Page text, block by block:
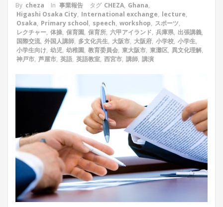
By cheza In 事業報告 タグ CHEZA, Ghana,
Higashi Osaka City, International exchange, lecture,
Osaka, Primary school, speech, workshop, スポーツ,
レクチャー, 体操, 保育園, 保育所, 六甲アイランド, 兵庫県, 出張講義,
国際交流, 外国人講師, 多文化共生, 大阪市, 大阪府, 小学校, 小学生,
小学生向け, 幼児, 幼稚園, 教育委員会, 東大阪市, 東灘区, 異文化理解,
神戸市, 芦屋市, 英語, 英語教室, 西宮市, 講師, 講演